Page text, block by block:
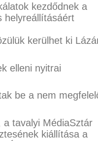
kezdődnek a
helyreállításáért
kerülhet ki
elleni nyitrai
be a nem
a tavalyi MédiaSztár
kiállítása a